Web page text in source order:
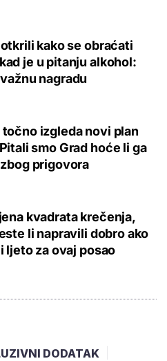
kako se obraćati
je u pitanju alkohol:
nagradu
točno izgleda novi plan
smo Grad hoće li ga
prigovora
kvadrata krečenja,
li napravili dobro ako
ljeto za ovaj posao
DODATAK